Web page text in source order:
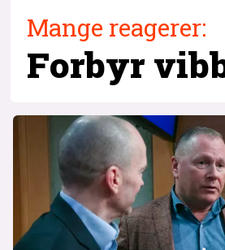
Mange reagerer:
Forbyr